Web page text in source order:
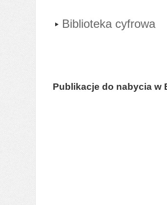
Biblioteka cyfrowa
Publikacje do nabycia w